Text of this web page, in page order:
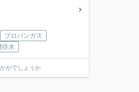
プロパンガス
排水
がでしょうか